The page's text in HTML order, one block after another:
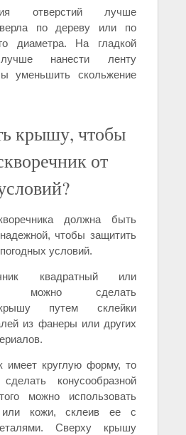
отверстий лучше
по дереву или по
диаметра. На гладкой
лучше нанести ленту
уменьшить скольжение
крышу, чтобы
от
должна быть
чтобы защитить
условий.
квадратный или
можно сделать
путем склейки
из фанеры или других
имеет круглую форму, то
конусообразной
можно использовать
или кожи, склеив ее с
Сверху крышу